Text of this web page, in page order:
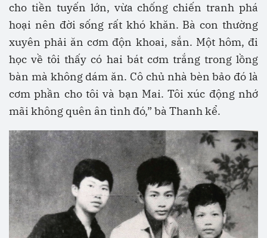
cho tiền tuyến lớn, vừa chống chiến tranh phá
hoại nên đời sống rất khó khăn. Bà con thường
xuyên phải ăn cơm độn khoai, sắn. Một hôm, đi
học về tôi thấy có hai bát cơm trắng trong lồng
bàn mà không dám ăn. Cô chủ nhà bèn bảo đó là
cơm phần cho tôi và bạn Mai. Tôi xúc động nhớ
mãi không quên ân tình đó,” bà Thanh kể.